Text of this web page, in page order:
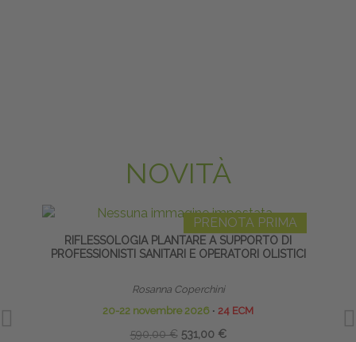
NOVITÀ
PRENOTA PRIMA
RIFLESSOLOGIA PLANTARE A SUPPORTO DI
PROFESSIONISTI SANITARI E OPERATORI OLISTICI
Rosanna Coperchini
20-22 novembre 2026 ∙ 24 ECM
590,00 € 531,00 €